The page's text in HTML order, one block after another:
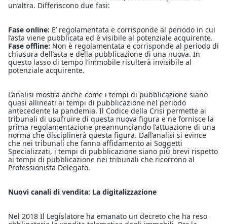
un’altra. Differiscono due fasi:
Fase online: E’ regolamentata e corrisponde al periodo in cui
l’asta viene pubblicata ed è visibile al potenziale acquirente.
Fase offline: Non è regolamentata e corrisponde al periodo di
chiusura dell’asta e della pubblicazione di una nuova. In
questo lasso di tempo l’immobile risulterà invisibile al
potenziale acquirente.
L’analisi mostra anche come i tempi di pubblicazione siano
quasi allineati ai tempi di pubblicazione nel periodo
antecedente la pandemia. Il Codice della Crisi permette ai
tribunali di usufruire di questa nuova figura e ne fornisce la
prima regolamentazione preannunciando l’attuazione di una
norma che disciplinerà questa figura. Dall’analisi si evince
che nei tribunali che fanno affidamento ai Soggetti
Specializzati, i tempi di pubblicazione siano più brevi rispetto
ai tempi di pubblicazione nei tribunali che ricorrono al
Professionista Delegato.
Nuovi canali di vendita: La digitalizzazione
Nel 2018 Il Legislatore ha emanato un decreto che ha reso